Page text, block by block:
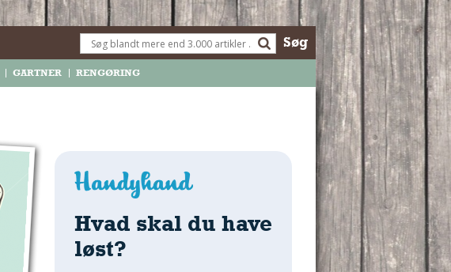
GARTNER RENGØRING
Søg
Hvad skal du have
løst?